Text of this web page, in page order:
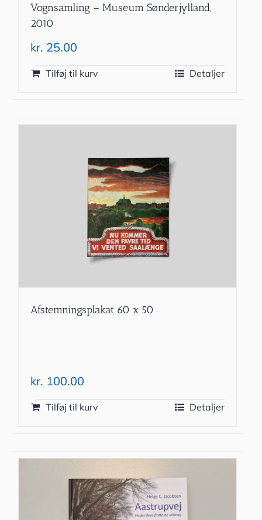
Vognsamling – Museum Sønderjylland,
2010
kr. 25.00
Tilføj til kurv Detaljer
Afstemningsplakat 60 x 50
kr. 100.00
Tilføj til kurv Detaljer